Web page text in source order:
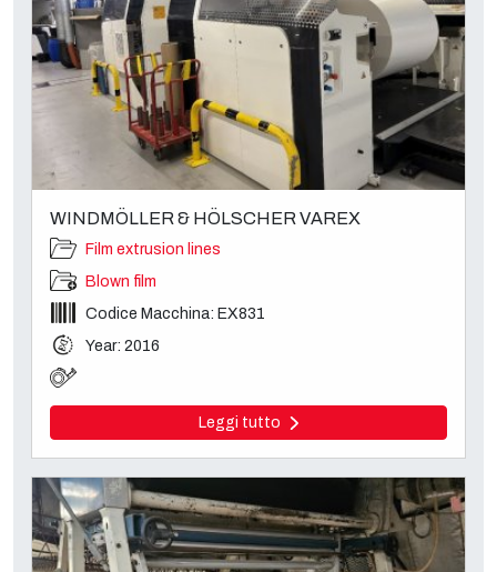
WINDMÖLLER & HÖLSCHER VAREX
Film extrusion lines
Blown film
Codice Macchina: EX831
Year: 2016
Leggi tutto